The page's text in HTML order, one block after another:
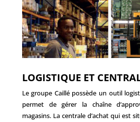
LOGISTIQUE ET
Le groupe Caillé possède un outil
permet de gérer la chaîne
magasins. La centrale d’achat qui est